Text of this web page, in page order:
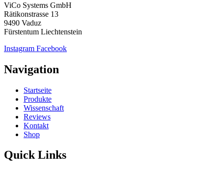
ViCo Systems GmbH
Rätikonstrasse 13
9490 Vaduz
Fürstentum Liechtenstein
Instagram Facebook
Navigation
Startseite
Produkte
Wissenschaft
Reviews
Kontakt
Shop
Quick Links